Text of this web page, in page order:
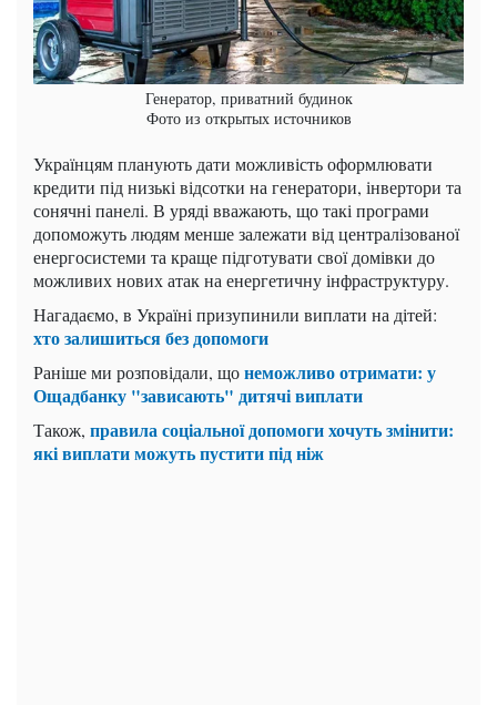
Генератор, приватний будинок
Фото из открытых источников
Українцям планують дати можливість оформлювати
кредити під низькі відсотки на генератори, інвертори та
сонячні панелі. В уряді вважають, що такі програми
допоможуть людям менше залежати від централізованої
енергосистеми та краще підготувати свої домівки до
можливих нових атак на енергетичну інфраструктуру.
Нагадаємо, в Україні призупинили виплати на дітей:
хто залишиться без допомоги
Раніше ми розповідали, щонеможливо отримати: у
Ощадбанку "зависають" дитячі виплати
Також, правила соціальної допомоги хочуть змінити:
які виплати можуть пустити під ніж